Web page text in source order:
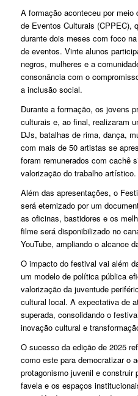
A formação aconteceu por meio
de Eventos Culturais (CPPEC),
durante dois meses com foco
de eventos. Vinte alunos
negros, mulheres e a
consonância com o
a inclusão social.
Durante a formação, os jovens
culturais e, ao final, realizaram
DJs, batalhas de rima, dança,
com mais de 50 artistas se
foram remunerados com cachê
valorização do trabalho artístico.
Além das apresentações, o
será eternizado por um
as oficinas, bastidores e os
filme será disponibilizado no
YouTube, ampliando o alcance
O impacto do festival vai além
um modelo de política pública
valorização da juventude
cultural local. A expectativa de
superada, consolidando o
inovação cultural e
O sucesso da edição de 2025
como este para democratizar o
protagonismo juvenil e construir
favela e os espaços